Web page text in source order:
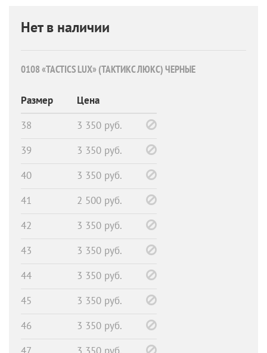
Нет в наличии
0108 «TACTICS LUХ» (ТАКТИКС ЛЮКС) ЧЕРНЫЕ
Размер Цена
38 3 350 руб.
39 3 350 руб.
40 3 350 руб.
41 2 500 руб.
42 3 350 руб.
43 3 350 руб.
44 3 350 руб.
45 3 350 руб.
46 3 350 руб.